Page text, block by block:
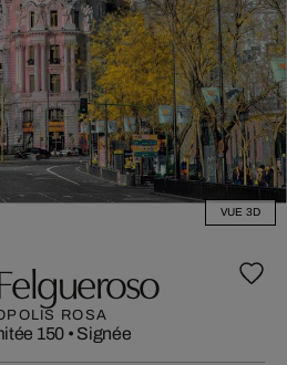
VUE 3D
ROSA
150 • Signée